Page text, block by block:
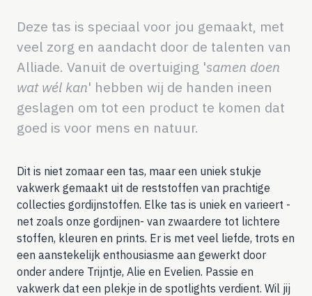
Deze tas is speciaal voor jou gemaakt, met
veel zorg en aandacht door de talenten van
Alliade. Vanuit de overtuiging 'samen doen
wat wél kan' hebben wij de handen ineen
geslagen om tot een product te komen dat
goed is voor mens en natuur.
Dit is niet zomaar een tas, maar een uniek stukje
vakwerk gemaakt uit de reststoffen van prachtige
collecties gordijnstoffen. Elke tas is uniek en varieert -
net zoals onze gordijnen- van zwaardere tot lichtere
stoffen, kleuren en prints. Er is met veel liefde, trots en
een aanstekelijk enthousiasme aan gewerkt door
onder andere Trijntje, Alie en Evelien. Passie en
vakwerk dat een plekje in de spotlights verdient. Wil jij